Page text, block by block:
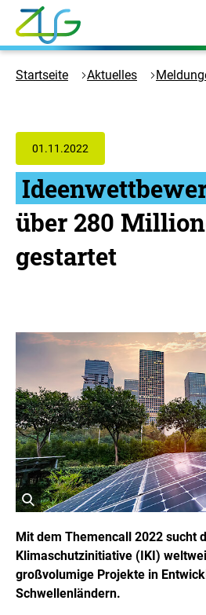
Zum
Hauptinhalt
springen
Logo
Zukunft
Zur
Startseite
Startseite Aktuelles
01.11.2022
über 280
gestartet
f
f
n
e
t
Mit dem Themencall 2022 sucht
Klimaschutzinitiative (IKI)
großvolumige Projekte in
Schwellenländern.